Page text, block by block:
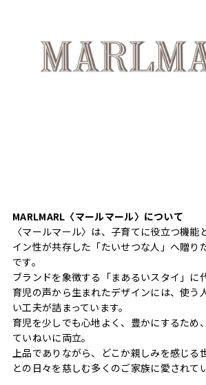
MARLMARL〈マールマール〉について
〈マールマール〉は、子育てに役立つ機能
イン性が共存した「たいせつな人」へ贈り
です。
ブランドを象徴する「まあるいスタイ」に
育児の声から生まれたデザインには、使う
い工夫が詰まっています。
育児を少しでも心地よく、豊かにするため
ていねいに両立。
上品でありながら、どこか親しみを感じる
との日々を慈しむ多くのご家族に愛されて